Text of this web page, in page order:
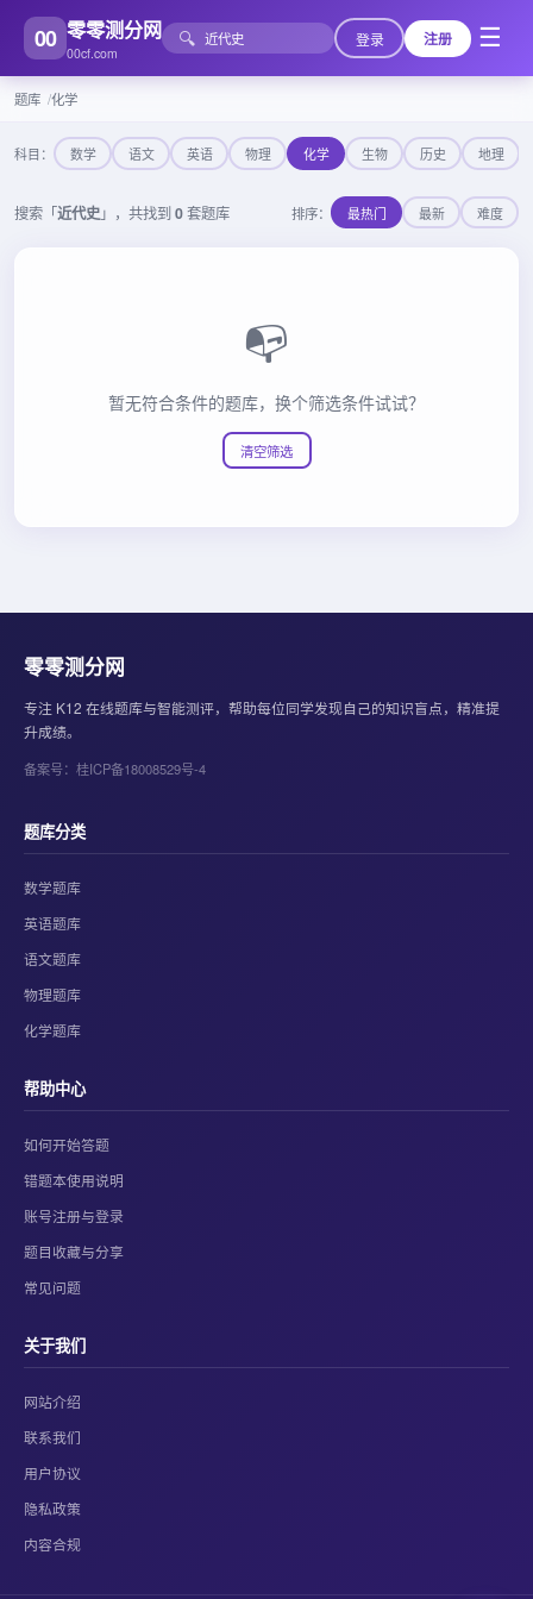
00 零零测分网
00cf.com
🔍 登录 注册 ☰
题库 化学
科目： 数学 语文 英语 物理 化学 生物 历史 地理
搜索「近代史」，共找到0套题库 排序： 最热门 最新 难度
📭
暂无符合条件的题库，换个筛选条件试试？
清空筛选
零零测分网
专注 K12 在线题库与智能测评，帮助每位同学发现自己的知识盲点，精准提
升成绩。
备案号：桂ICP备18008529号-4
题库分类
数学题库
英语题库
语文题库
物理题库
化学题库
帮助中心
如何开始答题
错题本使用说明
账号注册与登录
题目收藏与分享
常见问题
关于我们
网站介绍
联系我们
用户协议
隐私政策
内容合规